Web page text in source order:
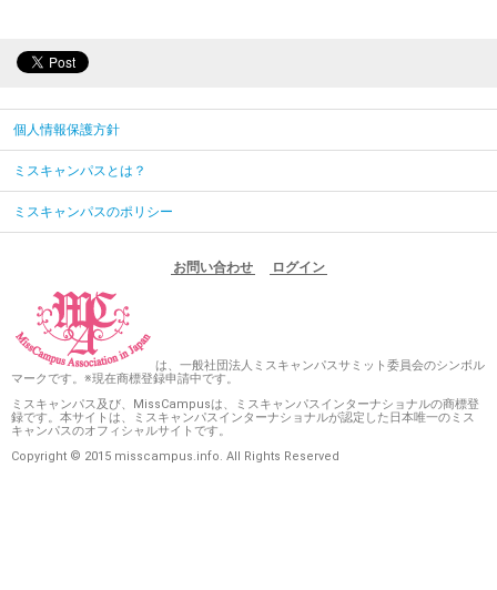
個人情報保護方針
ミスキャンパスとは？
ミスキャンパスのポリシー
お問い合わせ ログイン
は、一般社団法人ミスキャンパスサミット委員会のシンボル
マークです。※現在商標登録申請中です。
ミスキャンパス及び、MissCampusは、ミスキャンパスインターナショナルの商標登
録です。本サイトは、ミスキャンパスインターナショナルが認定した日本唯一のミス
キャンパスのオフィシャルサイトです。
Copyright © 2015 misscampus.info. All Rights Reserved